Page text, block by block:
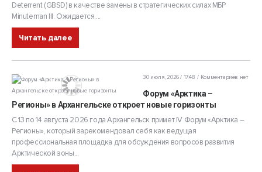
Deterrent (GBSD) в качестве замены в стратегических силах МБР
Minuteman III. Ожидается,...
Читать далее
30 июля, 2026 / 17:48 Комментариев нет
Форум «Арктика –
Регионы» в Архангельске откроет новые горизонты
С 13 по 14 августа 2026 года Архангельск примет IV Форум «Арктика –
Регионы», который зарекомендовал себя как ведущая
профессиональная площадка для обсуждения вопросов развития
Арктической зоны...